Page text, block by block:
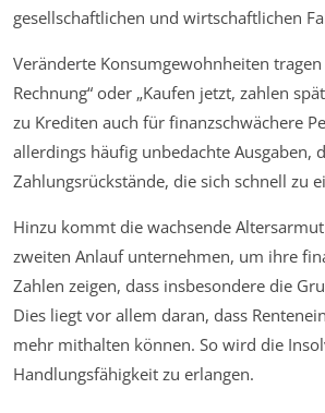
gesellschaftlichen und wirtschaftlichen
Veränderte Konsumgewohnheiten
Rechnung“ oder „Kaufen jetzt, zahlen
zu Krediten auch für finanzschwächere
allerdings häufig unbedachte
Zahlungsrückstände, die sich schnell zu
Hinzu kommt die wachsende
zweiten Anlauf unternehmen, um ihre
Zahlen zeigen, dass insbesondere die
Dies liegt vor allem daran, dass
mehr mithalten können. So wird die
Handlungsfähigkeit zu erlangen.